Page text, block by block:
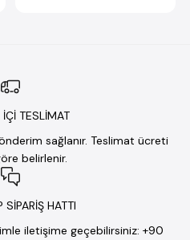
İÇİ TESLİMAT
sağlanır. Teslimat ücreti
belirlenir.
SİPARİŞ HATTI
iletişime geçebilirsiniz: +90